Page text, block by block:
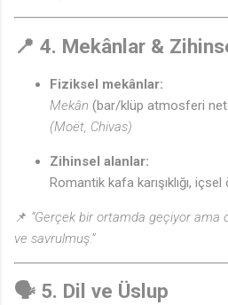
📍 4. Mekânlar &
Fiziksel mekânlar:
Mekân (bar/klüp atmosferi
(Moët, Chivas)
Zihinsel alanlar:
Romantik kafa karışıklığı,
📌 “Gerçek bir ortamda geçiyor ama
ve savrulmuş.”
🗣️ 5. Dil ve Üslup